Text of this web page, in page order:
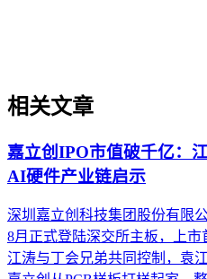
相关文章
嘉立创IPO市值破千亿：
AI硬件产业链启示
深圳嘉立创科技集团股份有限
8月正式登陆深交所主板，上
江涛与丁会兄弟共同控制，袁